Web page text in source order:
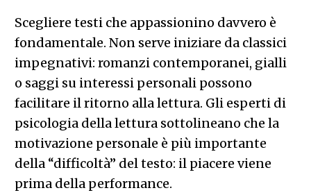
Scegliere testi che appassionino davvero è
fondamentale. Non serve iniziare da classici
impegnativi: romanzi contemporanei, gialli
o saggi su interessi personali possono
facilitare il ritorno alla lettura. Gli esperti di
psicologia della lettura sottolineano che la
motivazione personale è più importante
della “difficoltà” del testo: il piacere viene
prima della performance.